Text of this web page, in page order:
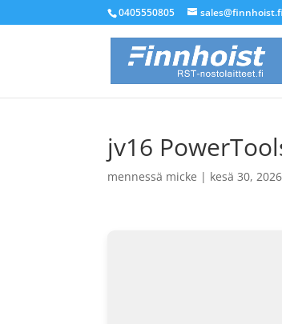
0405550805 sales@finnhoist.fi
jv16
mennessä micke | kesä 30, 2026